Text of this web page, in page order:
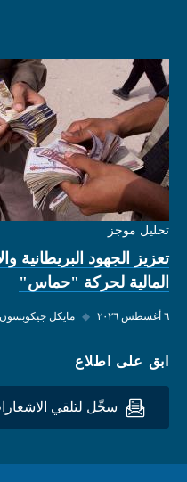
تحليل موجز
تعزيز الجهود البريطانية
المالية لحركة "حماس"
٦ أغسطس ٢٠٢٦ ◆ مايكل جيكوبسون
ابق على اطلاع
سجِّل لتلقي